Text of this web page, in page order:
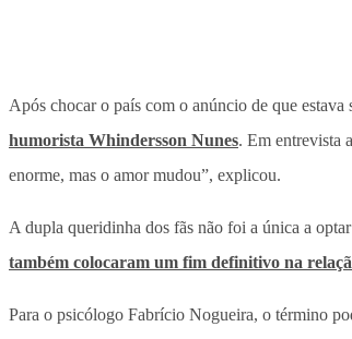
Após chocar o país com o anúncio de que estava
humorista Whindersson Nunes. Em entrevista
enorme, mas o amor mudou”, explicou.
A dupla queridinha dos fãs não foi a única a
também colocaram um fim definitivo na
Para o psicólogo Fabrício Nogueira, o término